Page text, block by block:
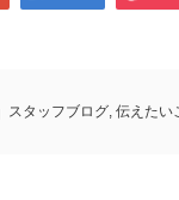
スタッフブログ, 伝えたい